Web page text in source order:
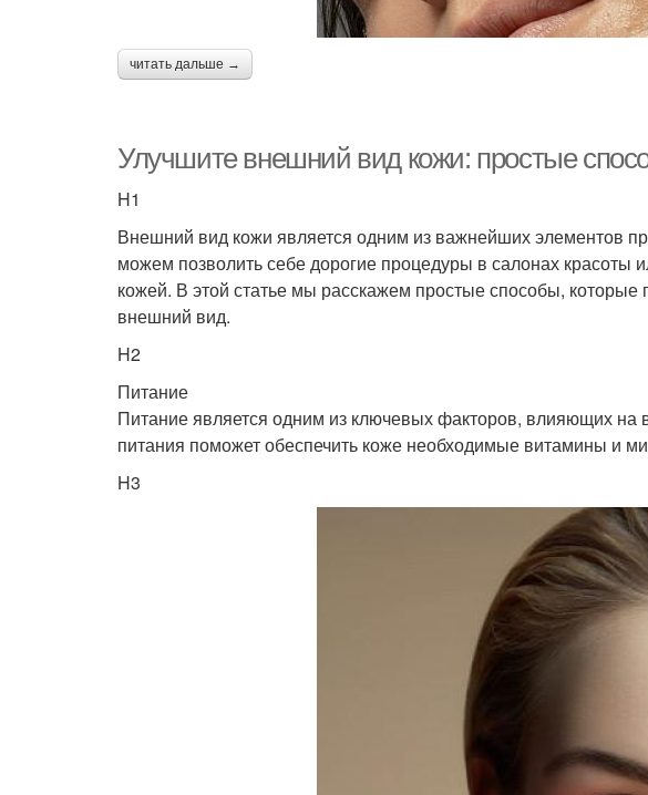
читать дальше →
Улучшите внешний вид кожи: простые
H1
Внешний вид кожи является одним из важнейших элементов
можем позволить себе дорогие процедуры в салонах красоты
кожей. В этой статье мы расскажем простые способы, которые
внешний вид.
H2
Питание
Питание является одним из ключевых факторов, влияющих
питания поможет обеспечить коже необходимые витамины и
H3